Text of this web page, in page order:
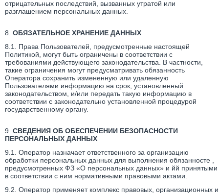
отрицательных последствий, вызванных утратой или
разглашением персональных данных.
8. ОБЯЗАТЕЛЬНОЕ ХРАНЕНИЕ ДАННЫХ
8.1. Права Пользователей, предусмотренные настоящей
Политикой, могут быть ограничены в соответствии с
требованиями действующего законодательства. В частности,
такие ограничения могут предусматривать обязанность
Оператора сохранить измененную или удаленную
Пользователями информацию на срок, установленный
законодательством, и/или передать такую информацию в
соответствии с законодательно установленной процедурой
государственному органу.
9. СВЕДЕНИЯ ОБ ОБЕСПЕЧЕНИИ БЕЗОПАСНОСТИ
ПЕРСОНАЛЬНЫХ ДАННЫХ
9.1. Оператор назначает ответственного за организацию
обработки персональных данных для выполнения обязанносте ,
предусмотренных ФЗ «О персональных данных» и йй принятыми
в соответствии с ним нормативными правовыми актами.
9.2. Оператор применяет комплекс правовых, организационных и